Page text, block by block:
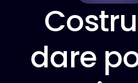
dare